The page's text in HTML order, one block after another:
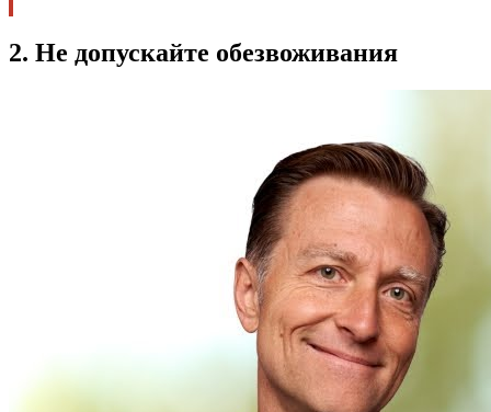
2. Не допускайте обезвоживания